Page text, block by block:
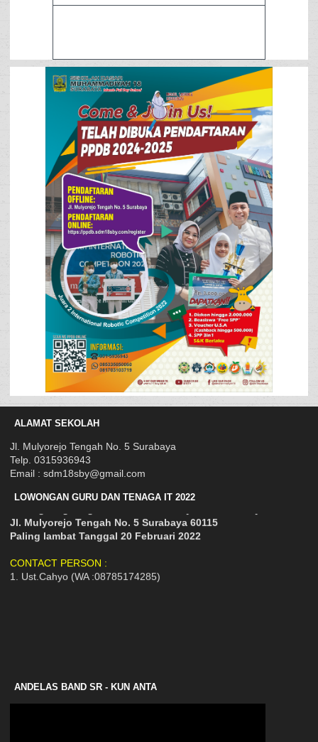
ALAMAT SEKOLAH
Jl. Mulyorejo Tengah No. 5 Surabaya
Telp. 0315936943
Email : sdm18sby@gmail.com
LOWONGAN GURU DAN TENAGA IT 2022
DENGAN KRITERIA :
a. Bisa baca Qur'an
b. Minimal Lulusan SMK (Tenaga IT)
c. Terampil Disain Grafis dan Video Editing (Tenaga IT)
d. Lulusan S1 PGSD / S1 PJOK (Guru)
e. Terampil ms. office (Guru)
PERSYARATAN :
2. Fotokopi Ijazah
3. Pas Foto berwarna 4x6 sebanyak 2 lbr
4. Usia max 30 tahun
6. Berakhlakul Karimah
7. Sehat jasmani dan rohani
Datang langsung ke SD Muhammadiyah 18 Surabaya
Jl. Mulyorejo Tengah No. 5 Surabaya 60115
Paling lambat Tanggal 20 Februari 2022
1. Ust.Cahyo (WA :08785174285)
ANDELAS BAND SR - KUN ANTA